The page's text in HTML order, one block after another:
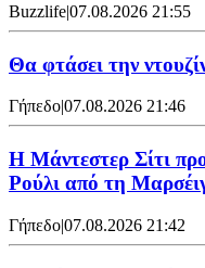
Buzzlife|07.08.2026 21:55
Θα φτάσει την
Γήπεδο|07.08.2026 21:46
Η Μάντεστερ Σίτι
Ρούλι από τη
Γήπεδο|07.08.2026 21:42